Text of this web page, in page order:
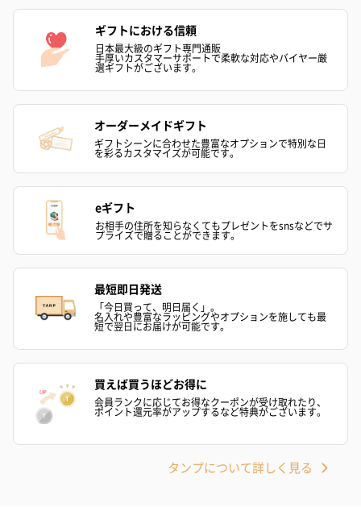
ギフトにおける信頼
日本最大級のギフト専門通販
手厚いカスタマーサポートで柔軟な対応やバイヤー厳
選ギフトがございます。
オーダーメイドギフト
ギフトシーンに合わせた豊富なオプションで特別な日
を彩るカスタマイズが可能です。
eギフト
お相手の住所を知らなくてもプレゼントをsnsなどでサ
プライズで贈ることができます。
最短即日発送
「今日買って、明日届く」。
名入れや豊富なラッピングやオプションを施しても最
短で翌日にお届けが可能です。
買えば買うほどお得に
会員ランクに応じてお得なクーポンが受け取れたり、
ポイント還元率がアップするなど特典がございます。
タンプについて詳しく見る